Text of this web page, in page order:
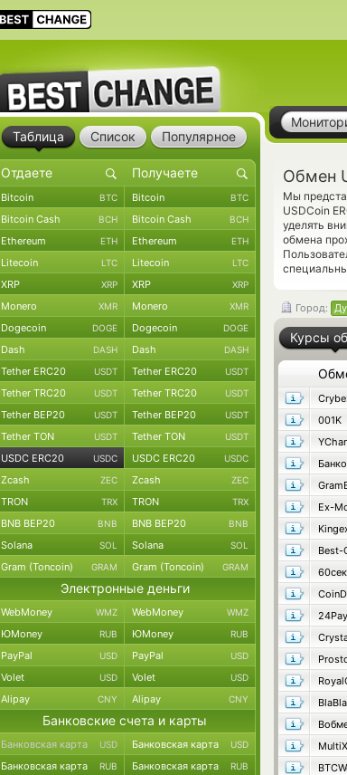
Обмен
Мы
USDCoin
уделять
обмена
Город:
Курсы
001K
Ex-
Best-
60сек
Таблица Список Популярное
Bitcoin BTC Bitcoin BTC
Bitcoin Cash BCH Bitcoin Cash BCH
Ethereum ETH Ethereum ETH
Litecoin LTC Litecoin LTC
XRP XRP XRP XRP
Monero XMR Monero XMR
Dogecoin DOGE Dogecoin DOGE
Dash DASH Dash DASH
Tether ERC20 USDT Tether ERC20 USDT
Tether TRC20 USDT Tether TRC20 USDT
Tether BEP20 USDT Tether BEP20 USDT
Tether TON USDT Tether TON USDT
USDC ERC20 USDC USDC ERC20 USDC
Zcash ZEC Zcash ZEC
TRON TRX TRON TRX
BNB BEP20 BNB BNB BEP20 BNB
Solana SOL Solana SOL
Gram (Toncoin) GRAM Gram (Toncoin) GRAM
Электронные деньги
WebMoney WMZ WebMoney WMZ
ЮMoney RUB ЮMoney RUB
PayPal USD PayPal USD
Volet USD Volet USD
Alipay CNY Alipay CNY
Банковские счета и карты
Банковская карта USD Банковская карта USD
Банковская карта RUB Банковская карта RUB